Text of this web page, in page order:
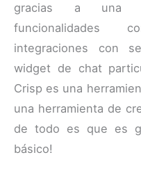
gracias a una
funcionalidades
integraciones con
widget de chat
Crisp es una
una herramienta de
de todo es que es
básico!